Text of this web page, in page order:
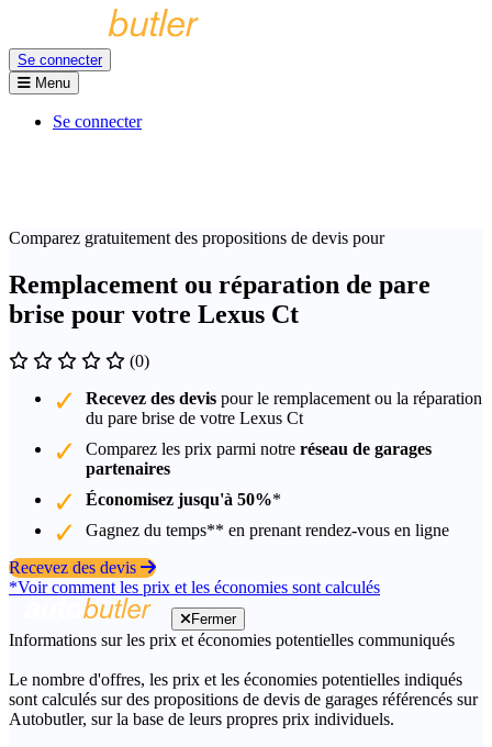
Se connecter
Menu
Se connecter
Comparez gratuitement des propositions de devis pour
Remplacement ou réparation de pare
brise pour votre Lexus Ct
(0)
Recevez des devis pour le remplacement ou la réparation
du pare brise de votre Lexus Ct
Comparez les prix parmi notre réseau de garages
partenaires
Économisez jusqu'à 50%*
Gagnez du temps** en prenant rendez-vous en ligne
Recevez des devis
*Voir comment les prix et les économies sont calculés
Fermer
Informations sur les prix et économies potentielles communiqués
Le nombre d'offres, les prix et les économies potentielles indiqués
sont calculés sur des propositions de devis de garages référencés sur
Autobutler, sur la base de leurs propres prix individuels.